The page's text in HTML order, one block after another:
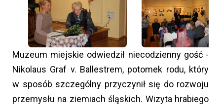
Muzeum miejskie odwiedził niecodzienny gość -
Nikolaus Graf v. Ballestrem, potomek rodu, który
w sposób szczególny przyczynił się do rozwoju
przemysłu na ziemiach śląskich. Wizyta hrabiego